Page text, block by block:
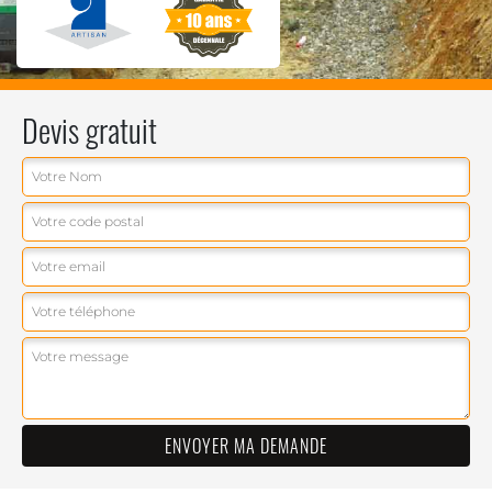
Devis gratuit